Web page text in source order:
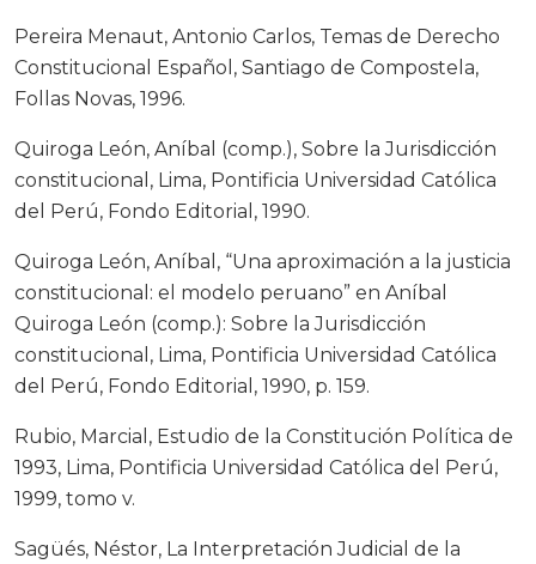
Pereira Menaut, Antonio Carlos, Temas de Derecho
Constitucional Español, Santiago de Compostela,
Follas Novas, 1996.
Quiroga León, Aníbal (comp.), Sobre la Jurisdicción
constitucional, Lima, Pontificia Universidad Católica
del Perú, Fondo Editorial, 1990.
Quiroga León, Aníbal, “Una aproximación a la justicia
constitucional: el modelo peruano” en Aníbal
Quiroga León (comp.): Sobre la Jurisdicción
constitucional, Lima, Pontificia Universidad Católica
del Perú, Fondo Editorial, 1990, p. 159.
Rubio, Marcial, Estudio de la Constitución Política de
1993, Lima, Pontificia Universidad Católica del Perú,
1999, tomo v.
Sagüés, Néstor, La Interpretación Judicial de la